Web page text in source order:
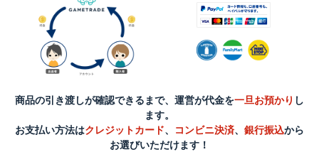
商品の引き渡しが確認できるまで、運営が代金を一旦お預かり し
ます。
お支払い方法はクレジットカード、 コンビニ決済、 銀行振込から
お選びいただけます！